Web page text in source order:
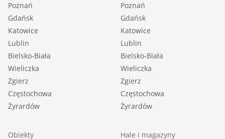
Kołowa 5/3 |
30-134 Kraków |
12 633-90-20
Poznań
Gdańsk
Katowice
Lublin
Bielsko-Biała
Wieliczka
Zgierz
Częstochowa
Żyrardów
Poznań
Gdańsk
Katowice
Lublin
Bielsko-Biała
Wieliczka
Zgierz
Częstochowa
Żyrardów
Obiekty
Hale i magazyny